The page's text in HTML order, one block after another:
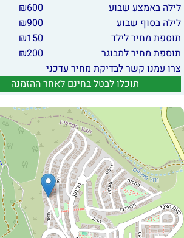
לילה באמצע שבוע 600
₪
לילה בסוף שבוע
900
₪
תוספת מחיר לילד
150
₪
תוספת מחיר למבוגר
200
₪
צרו עמנו קשר לבדיקת מחיר עדכני
תוכלו לבטל בחינם לאחר ההזמנה